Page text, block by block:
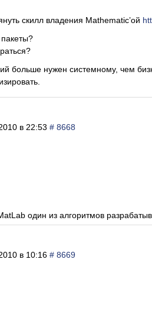
скилл владения Mathematic’ой
больше нужен системному, чем
в 22:53 # 8668
один из алгоритмов
в 10:16 # 8669